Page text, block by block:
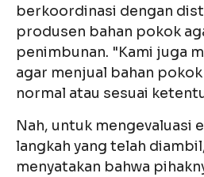
berkoordinasi dengan
produsen bahan pokok
penimbunan. "Kami juga
agar menjual bahan
normal atau sesuai
Nah, untuk mengevaluasi
langkah yang telah
menyatakan bahwa